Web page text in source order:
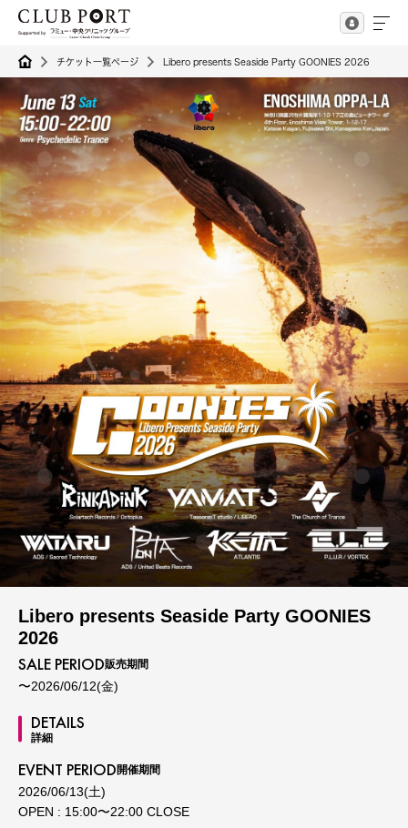
チケット一覧ページ Libero presents Seaside Party GOONIES 2026
Libero presents Seaside Party GOONIES
2026
SALE PERIOD 販売期間
〜2026/06/12(金)
DETAILS
詳細
EVENT PERIOD 開催期間
2026/06/13(土)
OPEN : 15:00〜22:00 CLOSE